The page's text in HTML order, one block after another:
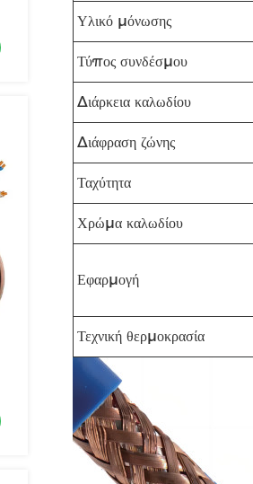
Υλικό μόνωσης
Τύπος συνδέσμου
Διάρκεια καλωδίου
Διάφραση ζώνης
Ταχύτητα
Χρώμα καλωδίου
Εφαρμογή
Τεχνική θερμοκρασία